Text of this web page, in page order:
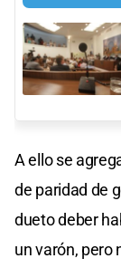
A ello se
de paridad de
dueto deber
un varón, pero